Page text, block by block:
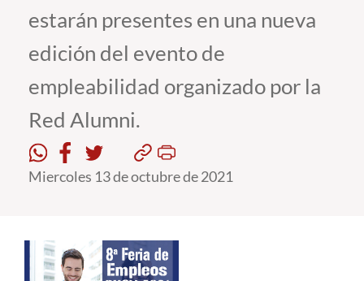
Admisión
Formación Continua
Funcionarios
estarán presentes en una nueva
edición del evento de
empleabilidad organizado por la
Red Alumni.
Miercoles 13 de octubre de 2021